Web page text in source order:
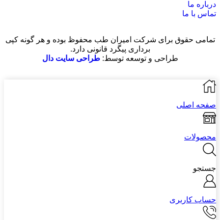
درباره ما
تماس با ما
تمامی حقوق برای شرکت امیران طب محفوظ بوده و هر گونه کپی
برداری پیگرد قانونی دارد.
طراحی و توسعه توسط:طراحی سایت دال
صفحه اصلی
محصولات
جستجو
حساب کاربری